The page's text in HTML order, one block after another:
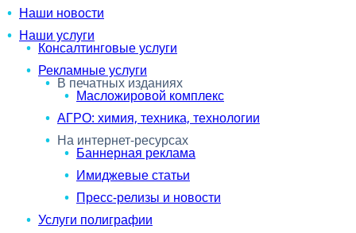
Наши новости
Наши услуги
Консалтинговые услуги
Рекламные услуги
В печатных изданиях
Масложировой комплекс
АГРО: химия, техника, технологии
На интернет-ресурсах
Баннерная реклама
Имиджевые статьи
Пресс-релизы и новости
Услуги полиграфии